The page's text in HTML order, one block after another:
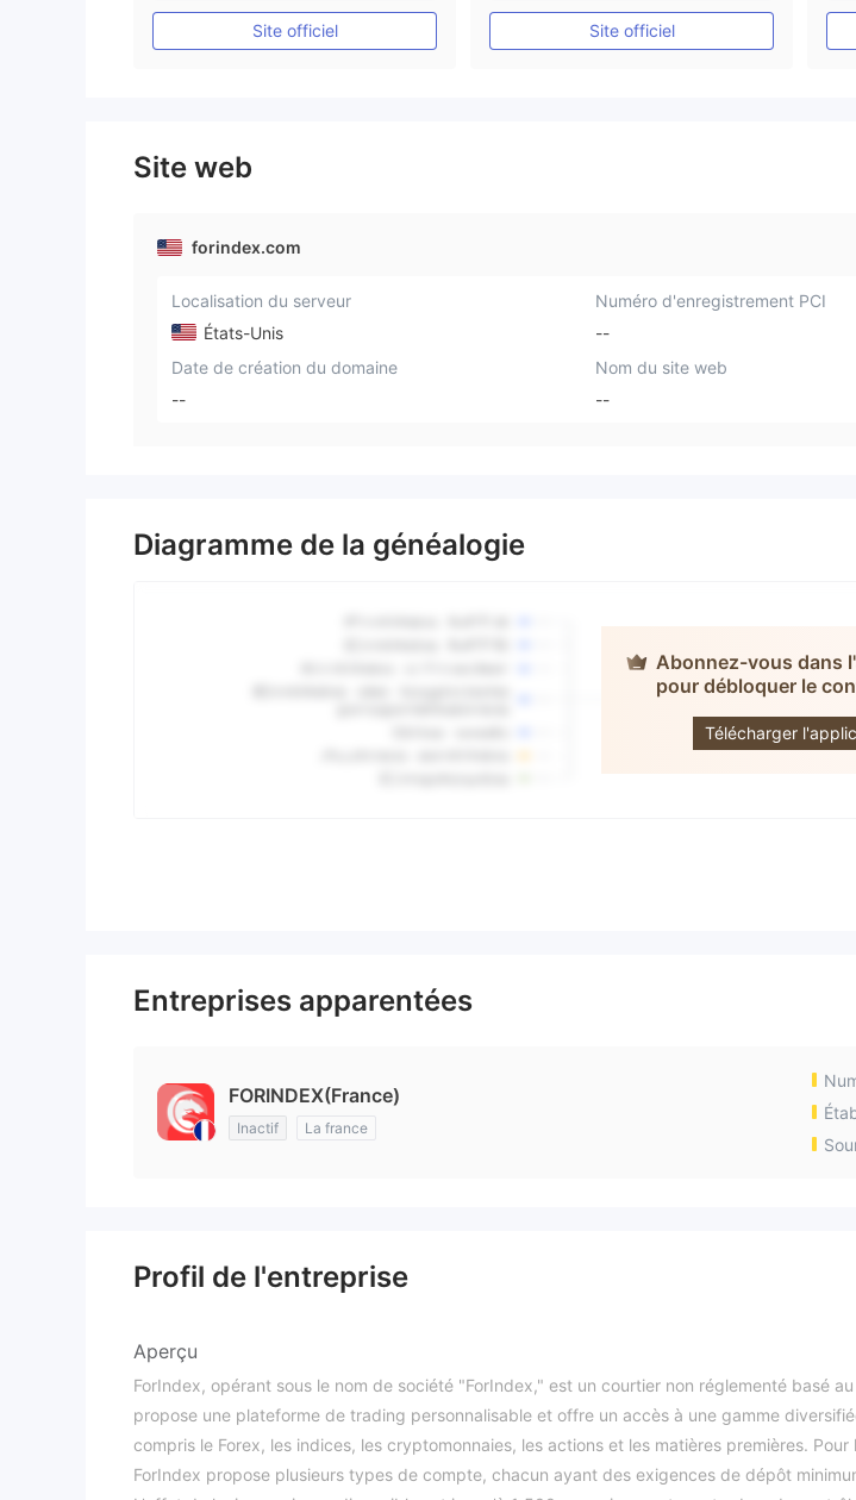
Etiquette principale MT4
Site officiel
Etiquette principale MT4
Site officiel
Site web
forindex.com
Localisation du serveur
États-Unis
Numéro d'enregistrement PCI
--
Date de création du domaine
--
Nom du site web
--
Diagramme de la généalogie
Abonnez-vous dans
pour débloquer le
Télécharger
Entreprises apparentées
FORINDEX(France)
Inactif La france
Profil de l'entreprise
Aperçu
ForIndex, opérant sous le nom de société "ForIndex," est un courtier non réglementé basé
propose une plateforme de trading personnalisable et offre un accès à une gamme
compris le Forex, les indices, les cryptomonnaies, les actions et les matières premières.
ForIndex propose plusieurs types de compte, chacun ayant des exigences de dépôt